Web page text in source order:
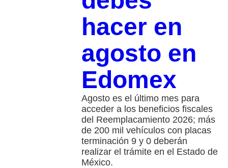
hacer en
agosto en
Edomex
Agosto es el último mes para
acceder a los beneficios fiscales
del Reemplacamiento 2026; más
de 200 mil vehículos con placas
terminación 9 y 0 deberán
realizar el trámite en el Estado de
México.